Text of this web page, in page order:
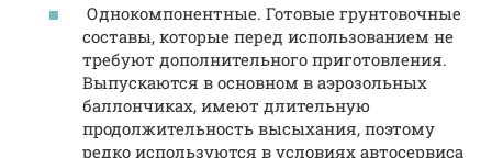
Однокомпонентные. Готовые грунтовочные
составы, которые перед использованием не
требуют дополнительного приготовления.
Выпускаются в основном в аэрозольных
баллончиках, имеют длительную
продолжительность высыхания, поэтому
редко используются в условиях автосервиса